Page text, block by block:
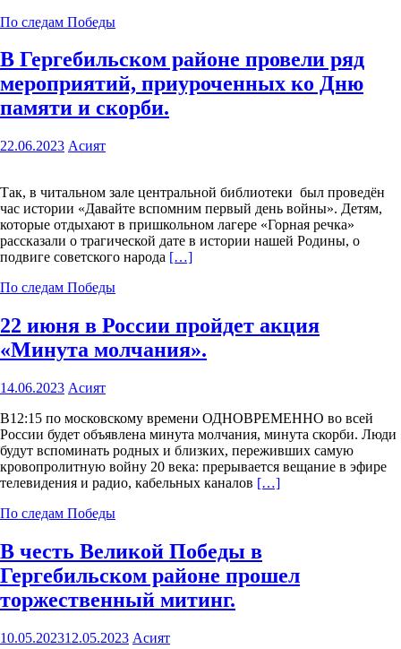
По следам Победы
В Гергебильском районе провели ряд
мероприятий, приуроченных ко Дню
памяти и скорби.
22.06.2023 Асият
Так, в читальном зале центральной библиотеки был проведён
час истории «Давайте вспомним первый день войны». Детям,
которые отдыхают в пришкольном лагере «Горная речка»
рассказали о трагической дате в истории нашей Родины, о
подвиге советского народа […]
По следам Победы
22 июня в России пройдет акция
«Минута молчания».
14.06.2023 Асият
В12:15 по московскому времени ОДНОВРЕМЕННО во всей
России будет объявлена минута молчания, минута скорби. Люди
будут вспоминать родных и близких, переживших самую
кровопролитную войну 20 века: прерывается вещание в эфире
телевидения и радио, кабельных каналов […]
По следам Победы
В честь Великой Победы в
Гергебильском районе прошел
торжественный митинг.
10.05.202312.05.2023 Асият